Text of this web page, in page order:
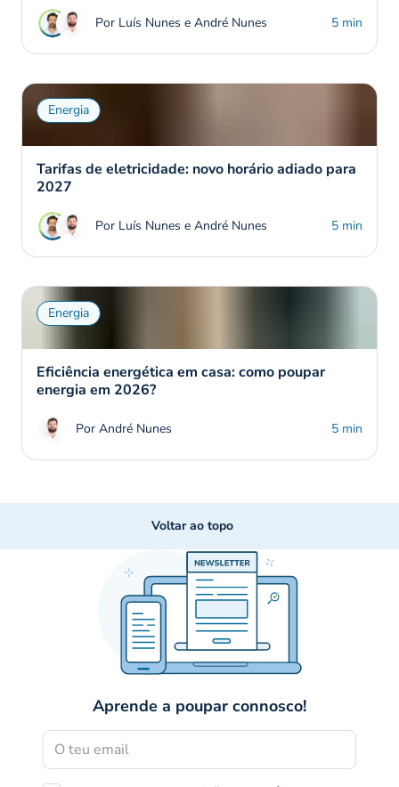
Por Luís Nunes e André Nunes 5 min
Energia
Tarifas de eletricidade: novo horário adiado para
2027
Por Luís Nunes e André Nunes 5 min
Energia
Eficiência energética em casa: como poupar
energia em 2026?
Por André Nunes 5 min
Voltar ao topo
Aprende a poupar connosco!